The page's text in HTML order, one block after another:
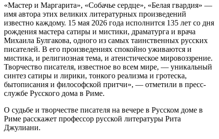
«Мастер и Маргарита», «Собачье сердце», «Белая гвардия» —
имя автора этих великих литературных произведений
известно каждому. 15 мая 2026 года исполнится 135 лет со дня
рождения мастера сатиры и мистики, драматурга и врача
Михаила Булгакова, одного из самых таинственных русских
писателей. В его произведениях спокойно уживаются и
мистика, и религиозная тема, и атеистическое мировоззрение.
Творчество писателя, известное во всем мире, — уникальный
синтез сатиры и лирики, тонкого реализма и гротеска,
бытописания и философской притчи», — отметили в пресс-
службе Русского дома в Риме.
О судьбе и творчестве писателя на вечере в Русском доме в
Риме расскажет профессор русской литературы Рита
Джулиани.